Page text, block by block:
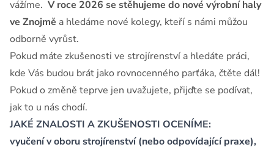
vážíme. V roce 2026 se stěhujeme do nové výrobní haly
ve Znojmě a hledáme nové kolegy, kteří s námi můžou
odborně vyrůst.
Pokud máte zkušenosti ve strojírenství a hledáte práci,
kde Vás budou brát jako rovnocenného parťáka, čtěte dál!
Pokud o změně teprve jen uvažujete, přijďte se podívat,
jak to u nás chodí.
JAKÉ ZNALOSTI A ZKUŠENOSTI OCENÍME:
vyučení v oboru strojírenství (nebo odpovídající praxe),